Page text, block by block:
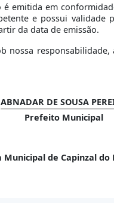
é emitida em
e possui validade
da data de emissão.
nossa responsabilidade,
ABNADAR DE SOUSA
Prefeito Municipal
de Capinzal do